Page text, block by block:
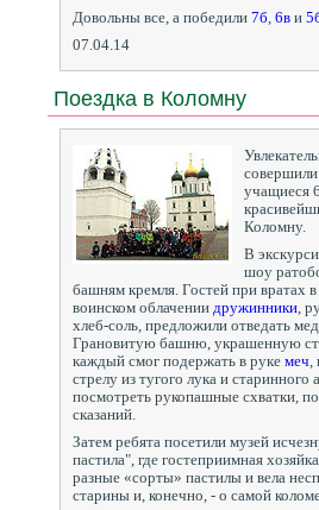
Довольны все, а победили 7б 6в и
07.04.14
Поездка в Коломну
совершили
учащиеся
Коломну.
В
шоу
башням кремля. Гостей при вратах
воинском облачении дружинники ,
хлеб-соль, предложили отведать
Грановитую башню, украшенную
каждый смог подержать в руке меч
стрелу из тугого лука и
посмотреть рукопашные схватки,
сказаний.
Затем ребята посетили музей
пастила", где гостеприимная
разные «сорты» пастилы и вела
старины и, конечно, - о самой